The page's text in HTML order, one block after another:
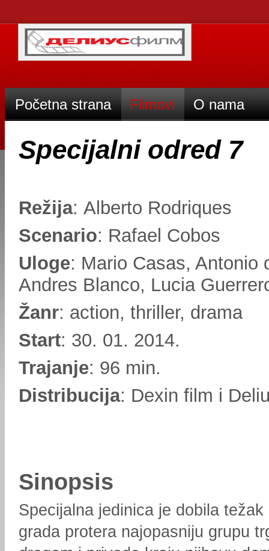
Početna strana Filmovi O nama
Specijalni odred 7
Režija: Alberto Rodriques
Scenario: Rafael Cobos
Uloge: Mario Casas, Antonio
Andres Blanco, Lucia
Žanr: action, thriller, drama
Start: 30. 01. 2014.
Trajanje: 96 min.
Distribucija: Dexin film i
Sinopsis
Specijalna jedinica je dobila
grada protera najopasniju grupu